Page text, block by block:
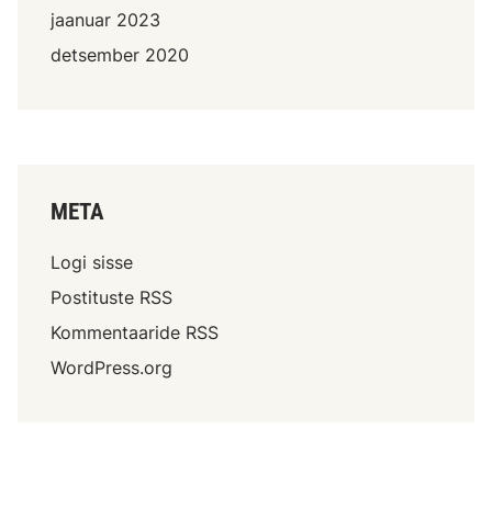
jaanuar 2023
detsember 2020
META
Logi sisse
Postituste RSS
Kommentaaride RSS
WordPress.org